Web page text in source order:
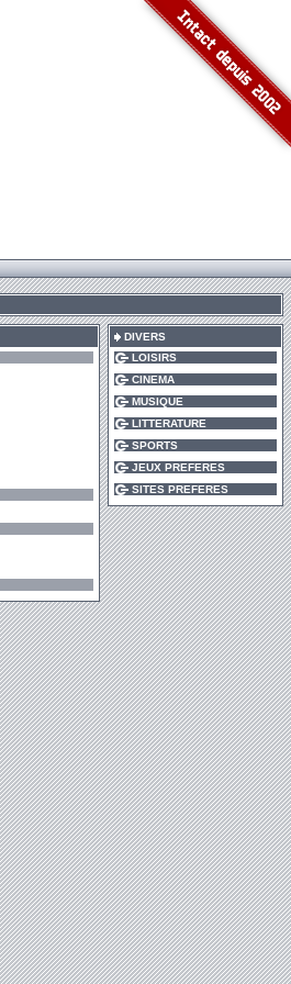
DIVERS
LOISIRS
CINEMA
MUSIQUE
LITTERATURE
SPORTS
JEUX PREFERES
SITES PREFERES